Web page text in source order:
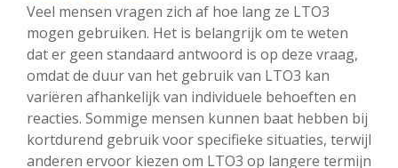
Veel mensen vragen zich af hoe lang ze LTO3
mogen gebruiken. Het is belangrijk om te weten
dat er geen standaard antwoord is op deze vraag,
omdat de duur van het gebruik van LTO3 kan
variëren afhankelijk van individuele behoeften en
reacties. Sommige mensen kunnen baat hebben bij
kortdurend gebruik voor specifieke situaties, terwijl
anderen ervoor kiezen om LTO3 op langere termijn